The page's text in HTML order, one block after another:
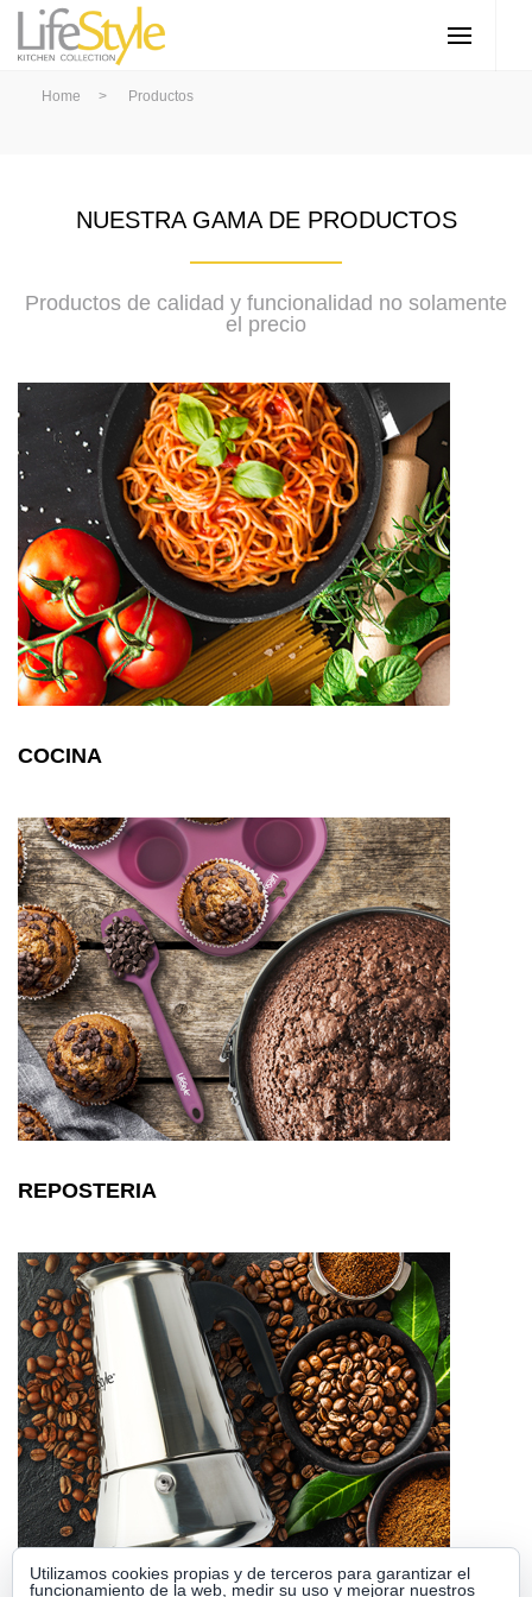
Home > Productos
NUESTRA GAMA DE PRODUCTOS
Productos de calidad y funcionalidad no solamente
el precio
COCINA
REPOSTERIA
Utilizamos cookies propias y de terceros para garantizar el
funcionamiento de la web, medir su uso y mejorar nuestros